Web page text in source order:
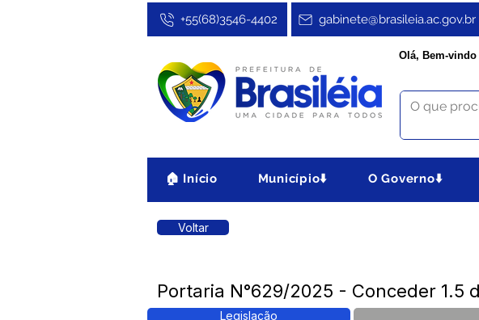
gabinete@brasileia.ac.gov.br
+55(68)3546-4402
Olá, Bem-
🏠 Início Município⬇️ O Governo⬇️
Voltar
Portaria N°629/2025 - Conceder 1.5
Legislação